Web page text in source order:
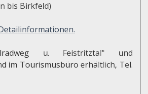
bis Birkfeld)
u. Feistritztal" und
im Tourismusbüro erhältlich, Tel.